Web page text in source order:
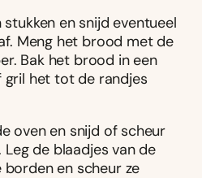
en snijd eventueel
Meng het brood met de
Bak het brood in een
gril het tot de randjes
oven en snijd of scheur
Leg de blaadjes van de
en scheur ze